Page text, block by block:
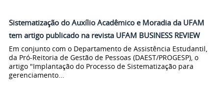
Sistematização do Auxílio Acadêmico e Moradia da UFAM
tem artigo publicado na revista UFAM BUSINESS REVIEW
Em conjunto com o Departamento de Assistência Estudantil,
da Pró-Reitoria de Gestão de Pessoas (DAEST/PROGESP), o
artigo "Implantação do Processo de Sistematização para
gerenciamento...